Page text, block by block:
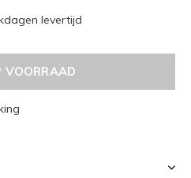
levertijd
VOORRAAD